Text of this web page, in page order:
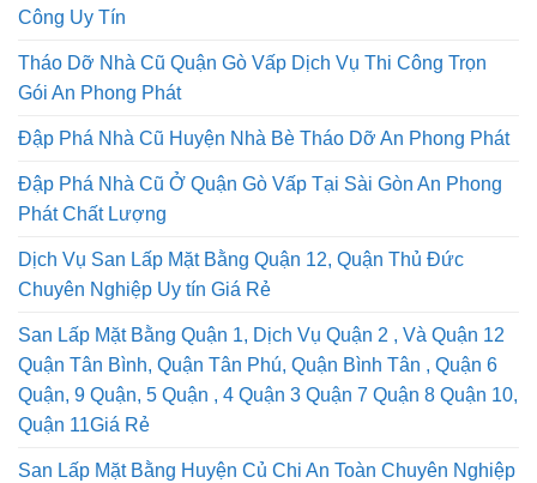
Công Uy Tín
Tháo Dỡ Nhà Cũ Quận Gò Vấp Dịch Vụ Thi Công Trọn
Gói An Phong Phát
Đập Phá Nhà Cũ Huyện Nhà Bè Tháo Dỡ An Phong Phát
Đập Phá Nhà Cũ Ở Quận Gò Vấp Tại Sài Gòn An Phong
Phát Chất Lượng
Dịch Vụ San Lấp Mặt Bằng Quận 12, Quận Thủ Đức
Chuyên Nghiệp Uy tín Giá Rẻ
San Lấp Mặt Bằng Quận 1, Dịch Vụ Quận 2 , Và Quận 12
Quận Tân Bình, Quận Tân Phú, Quận Bình Tân , Quận 6
Quận, 9 Quận, 5 Quận , 4 Quận 3 Quận 7 Quận 8 Quận 10,
Quận 11Giá Rẻ
San Lấp Mặt Bằng Huyện Củ Chi An Toàn Chuyên Nghiệp